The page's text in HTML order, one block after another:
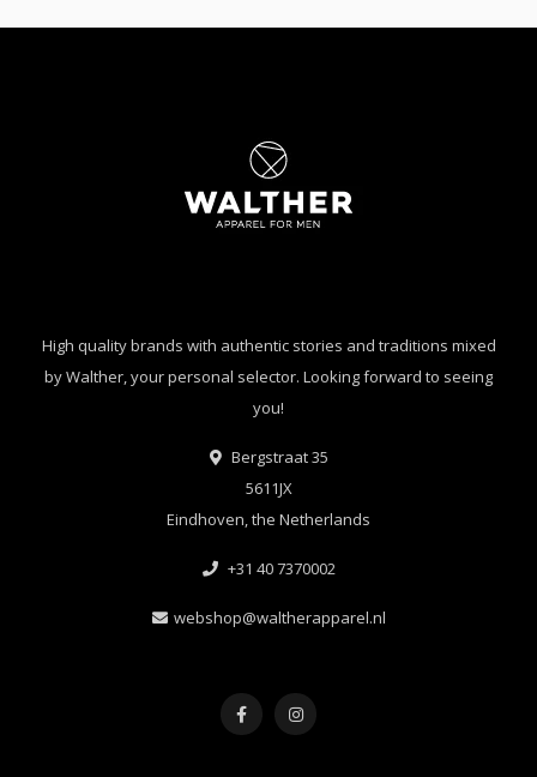
High quality brands with authentic stories and traditions mixed
by Walther, your personal selector. Looking forward to seeing
you!
Bergstraat 35
5611JX
Eindhoven, the Netherlands
+31 40 7370002
webshop@waltherapparel.nl